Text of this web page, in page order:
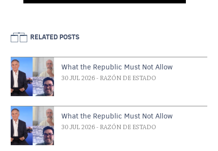
RELATED POSTS
What the Republic Must Not Allow
30 JUL 2026 - RAZÓN DE ESTADO
What the Republic Must Not Allow
30 JUL 2026 - RAZÓN DE ESTADO